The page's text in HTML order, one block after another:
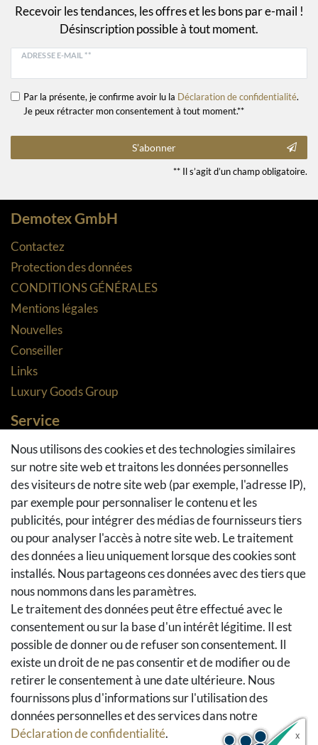
Recevoir les tendances, les offres et les bons par e-mail !
Désinscription possible à tout moment.
ADRESSE E-MAIL **
Par la présente, je confirme avoir lu la Déclaration de confidentialité.
Je peux rétracter mon consentement à tout moment.**
S’abonner
** Il s’agit d’un champ obligatoire.
Demotex GmbH
Contactez
Protection des données
CONDITIONS GÉNÉRALES
Mentions légales
Nouvelles
Conseiller
Links
Luxury Goods Group
Service
Méthodes de paiement
Méthodes et coûts de transport
Droit de rétractation
Retours
Se rétracter du contrat
Panier d'achat
A la caisse
Aide
Social Media
Facebook
Instagram
Pinterest
Youtube
Houzz
Nous utilisons des cookies et des technologies similaires
sur notre site web et traitons les données personnelles
des visiteurs de notre site web (par exemple, l'adresse IP),
par exemple pour personnaliser le contenu et les
publicités, pour intégrer des médias de fournisseurs tiers
ou pour analyser l'accès à notre site web. Le traitement
des données a lieu uniquement lorsque des cookies sont
installés. Nous partageons ces données avec des tiers que
nous nommons dans les paramètres.
Le traitement des données peut être effectué avec le
consentement ou sur la base d'un intérêt légitime. Il est
possible de donner ou de refuser son consentement. Il
existe un droit de ne pas consentir et de modifier ou de
retirer le consentement à une date ultérieure. Nous
fournissons plus d'informations sur l'utilisation des
données personnelles et des services dans notre
Déclaration de confidentialité.